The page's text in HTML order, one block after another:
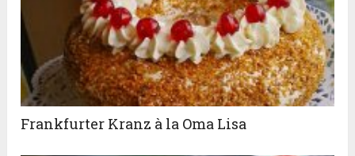
Frankfurter Kranz à la Oma Lisa